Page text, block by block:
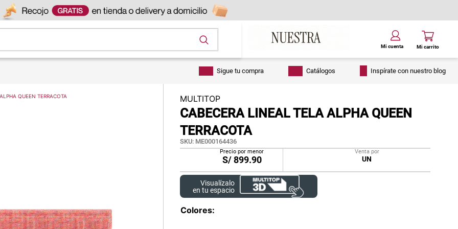
Sigue tu compra Catálogos Inspírate con nuestro blog
QUEEN TERRACOTA MULTITOP
CABECERA LINEAL TELA ALPHA QUEEN
TERRACOTA
SKU: ME000164436
Precio por menor
S/899.90
Venta por
UN
Visualízalo
en tu espacio
Colores